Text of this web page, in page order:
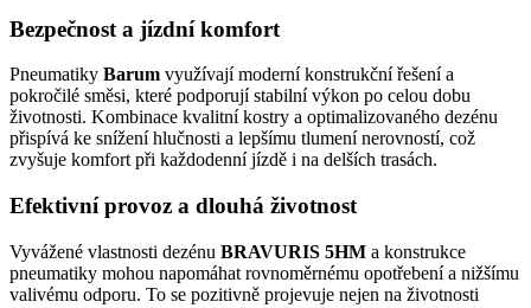
Bezpečnost a jízdní komfort
Pneumatiky Barum využívají moderní konstrukční řešení a
pokročilé směsi, které podporují stabilní výkon po celou dobu
životnosti. Kombinace kvalitní kostry a optimalizovaného dezénu
přispívá ke snížení hlučnosti a lepšímu tlumení nerovností, což
zvyšuje komfort při každodenní jízdě i na delších trasách.
Efektivní provoz a dlouhá životnost
Vyvážené vlastnosti dezénu BRAVURIS 5HM a konstrukce
pneumatiky mohou napomáhat rovnoměrnému opotřebení a nižšímu
valivému odporu. To se pozitivně projevuje nejen na životnosti